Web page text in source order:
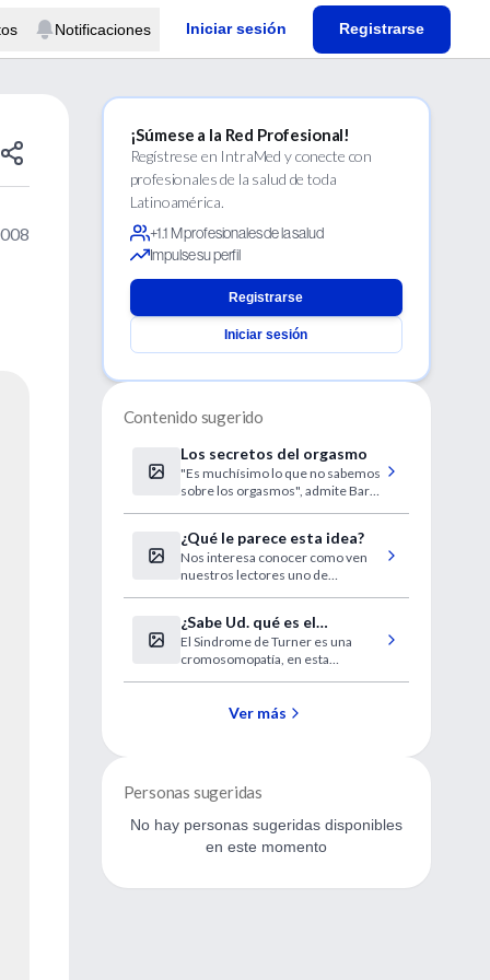
Notificaciones Iniciar sesión Registrarse
¡Súmese a la Red Profesional!
Regístrese en IntraMed y conecte con
profesionales de la salud de toda
Latinoamérica.
+1.1 M profesionales de la salud
Impulse su perfil
Registrarse
Iniciar sesión
Contenido sugerido
Los secretos del orgasmo
"Es muchísimo lo que no sabemos
sobre los orgasmos", admite Barry
¿Qué le parece esta idea?
Nos interesa conocer como ven
nuestros lectores uno de
¿Sabe Ud. qué es el
Sindrome de Turner?
El Sindrome de Turner es una
cromosomopatía, en esta
X, estando el otro ausente en
Ver más
Personas sugeridas
No hay personas sugeridas disponibles
en este momento